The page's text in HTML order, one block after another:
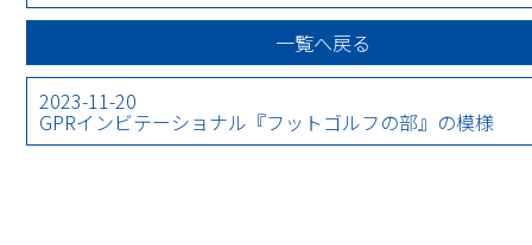
一覧へ戻る
2023-11-20
GPRインビテーショナル『フットゴルフの部』の模様